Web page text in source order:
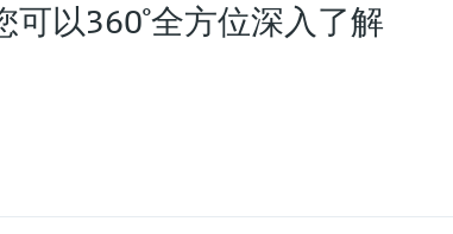
以360°全方位深入了解